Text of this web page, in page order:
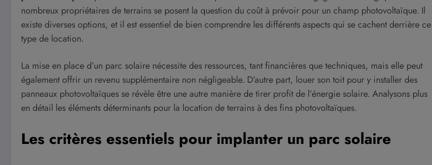
nombreux propriétaires de terrains se posent la question du coût à prévoir pour un champ photovoltaïque. Il
existe diverses options, et il est essentiel de bien comprendre les différents aspects qui se cachent derrière ce
type de location.
La mise en place d’un parc solaire nécessite des ressources, tant financières que techniques, mais elle peut
également offrir un revenu supplémentaire non négligeable. D’autre part, louer son toit pour y installer des
panneaux photovoltaïques se révèle être une autre manière de tirer profit de l’énergie solaire. Analysons plus
en détail les éléments déterminants pour la location de terrains à des fins photovoltaïques.
Les critères essentiels pour implanter un parc solaire